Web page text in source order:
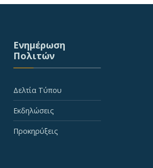
Ενημέρωση
Πολιτών
Δελτία Τύπου
Εκδηλώσεις
Προκηρύξεις